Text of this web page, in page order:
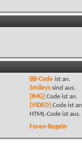
BB-Codeist an.
Smileyssind aus.
[IMG] Code ist an.
[VIDEO] Code ist an
HTML-Code ist aus.
Foren-Regeln